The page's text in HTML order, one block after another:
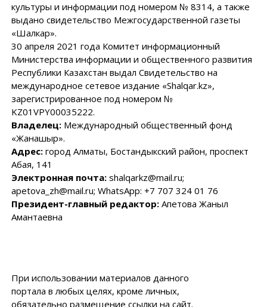
культуры и информации под номером № 8314, а также
выдано свидетельство Межгосударственной газеты
«Шалкар».
30 апреля 2021 года Комитет информационный
Министерства информации и общественного развития
Республики Казахстан выдал Свидетельство на
международное сетевое издание «Shalqar.kz»,
зарегистрированное под номером №
KZ01VPY00035222.
Владелец:Международный общественный фонд
«Жанашыр».
Адрес:город Алматы, Бостандыкский район, проспект
Абая, 141
Электронная почта:shalqarkz@mail.ru;
apetova_zh@mail.ru; WhatsApp: +7 707 324 01 76
Президент-главный редактор:Апетова Жаныл
Амантаевна
При использовании материалов данного
портала в любых целях, кроме личных,
обязательно размещение ссылки на сайт.